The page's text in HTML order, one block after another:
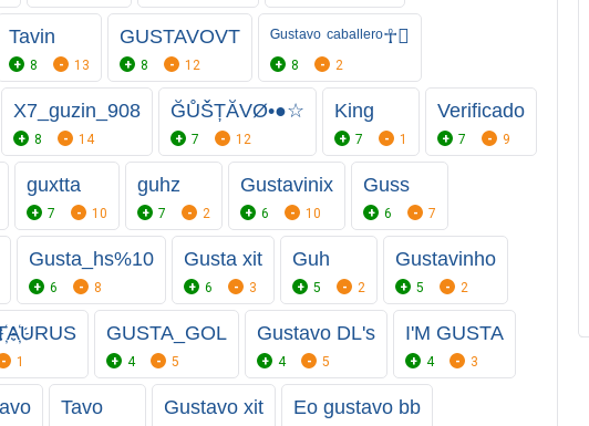
Tavin
8 13
GUSTAVOㅤVT
8 12
ᴳᵘˢᵗᵃᵛᵒ ᶜᵃᵇᵃˡˡᵉʳᵒ☥
8 2
X7_guzin_908
8 14
ĞŮŠȚĂVØ•●☆
7 12
King
7 1
Verificado
7 9
guxtta
7 10
guhz
7 2
Gustavinix
6 10
Guss
6 7
Gusta_hs%10
6 8
Gusta xit
6 3
Guh
5 2
Gustavinho
5 2
1
GUSTA_GOL
4 5
Gustavo DL's
4 5
I'M GUSTA
4 3
Tavo Gustavo xit Eo gustavo bb